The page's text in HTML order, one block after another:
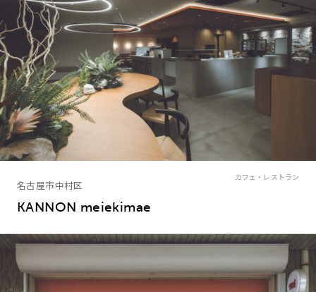
KANNON meiekimae
名古屋市中村区
カフェ・レストラン